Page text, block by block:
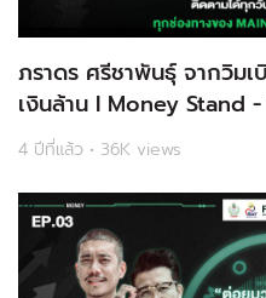
ภราดร ศรีชาพันธุ์ จากวิม
เงินล้าน l Money Stand -
4 ปีที่แล้ว • 36K views